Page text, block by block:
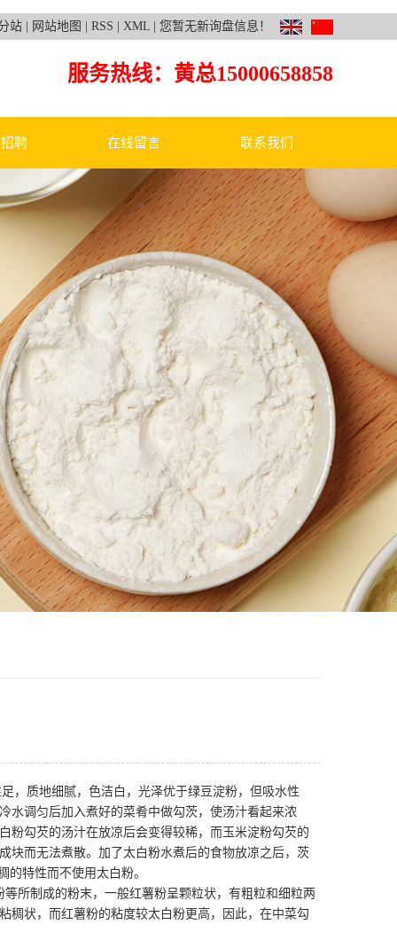
站 网站地图 RSS XML 您暂无新询盘信息！
服务热线：黄总15000658858
聘 在线留言 联系我们
，质地细腻，色洁白，光泽优于绿豆淀粉，但吸水性
水调匀后加入煮好的菜肴中做勾茨，使汤汁看起来浓
粉勾芡的汤汁在放凉后会变得较稀，而玉米淀粉勾芡的
块而无法煮散。加了太白粉水煮后的食物放凉之后，茨
特性而不使用太白粉。
所制成的粉末，一般红薯粉呈颗粒状，有粗粒和细粒两
稠状，而红薯粉的粘度较太白粉更高，因此，在中菜勾